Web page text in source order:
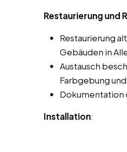
Restaurierung und
Restaurierung
Gebäuden in
Austausch
Farbgebung
Dokumentation
Installation: